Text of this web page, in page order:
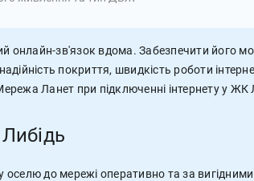
онлайн-зв'язок вдома. Забезпечити його
покриття, швидкість роботи
Ланет при підключенні інтернету у ЖК
до мережі оперативно та за